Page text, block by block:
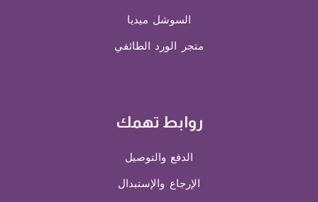
السوشل ميديا
متجر الورد الطائفي
روابط تهمك
الدفع والتوصيل
الإرجاع والإستبدال